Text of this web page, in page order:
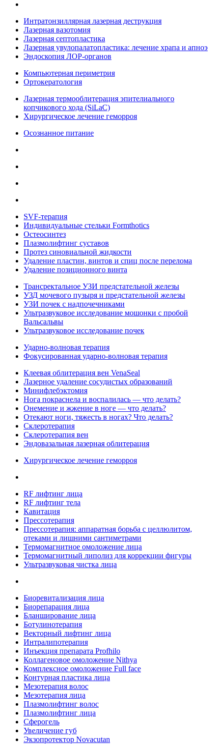
Интратонзиллярная лазерная деструкция
Лазерная вазотомия
Лазерная септопластика
Лазерная увулопалатопластика: лечение храпа и апноэ
Эндоскопия ЛОР-органов
Компьютерная периметрия
Ортокератология
Лазерная термооблитерация эпителиального
копчикового хода (SiLaC)
Хирургическое лечение геморроя
Осознанное питание
SVF-терапия
Индивидуальные стельки Formthotics
Остеосинтез
Плазмолифтинг суставов
Протез синовиальной жидкости
Удаление пластин, винтов и спиц после перелома
Удаление позиционного винта
Трансректальное УЗИ предстательной железы
УЗД мочевого пузыря и предстательной железы
УЗИ почек с надпочечниками
Ультразвуковое исследование мошонки с пробой
Вальсальвы
Ультразвуковое исследование почек
Ударно-волновая терапия
Фокусированная ударно-волновая терапия
Клеевая облитерация вен VenaSeal
Лазерное удаление сосудистых образований
Минифлебэктомия
Нога покраснела и воспалилась — что делать?
Онемение и жжение в ноге — что делать?
Отекают ноги, тяжесть в ногах? Что делать?
Склеротерапия
Склеротерапия вен
Эндовазальная лазерная облитерация
Хирургическое лечение геморроя
RF лифтинг лица
RF лифтинг тела
Кавитация
Прессотерапия
Прессотерапия: аппаратная борьба с целлюлитом,
отеками и лишними сантиметрами
Термомагнитное омоложение лица
Термомагнитный липолиз для коррекции фигуры
Ультразвуковая чистка лица
Биоревитализация лица
Биорепарация лица
Бланширование лица
Ботулинотерапия
Векторный лифтинг лица
Интралипотерапия
Инъекция препарата Profhilo
Коллагеновое омоложение Nithya
Комплексное омоложение Full face
Контурная пластика лица
Мезотерапия волос
Мезотерапия лица
Плазмолифтинг волос
Плазмолифтинг лица
Сферогель
Увеличение губ
Экзопротектор Novacutan